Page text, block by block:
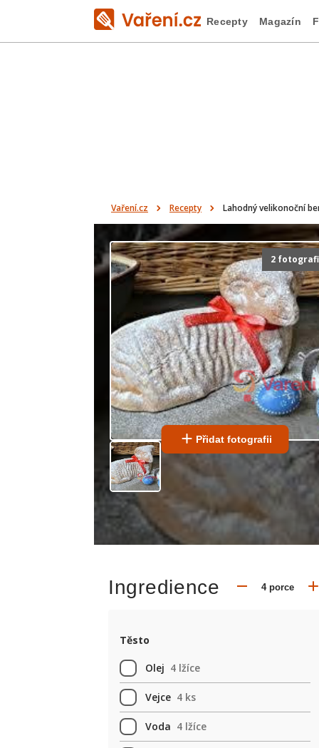
Recepty Magazín
Vaření.cz Recepty Lahodný velikonoční
2
Přidat fotografii
Ingredience
Těsto
Olej 4 lžíce
Vejce 4 ks
Voda 4 lžíce